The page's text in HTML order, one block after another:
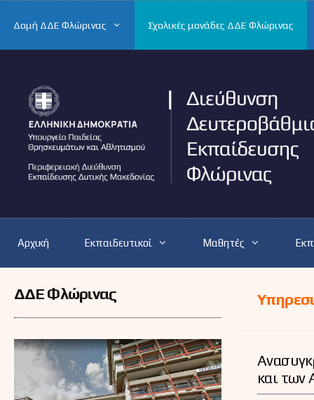
Δομή ΔΔΕ Φλώρινας Σχολικές μονάδες ΔΔΕ Φλώρινας
Αρχική Εκπαιδευτικοί Μαθητές
και
ΔΔΕ Φλώρινας